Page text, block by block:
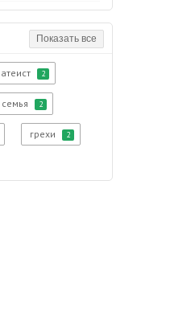
Показать все
атеист 2
семья 2
грехи 2